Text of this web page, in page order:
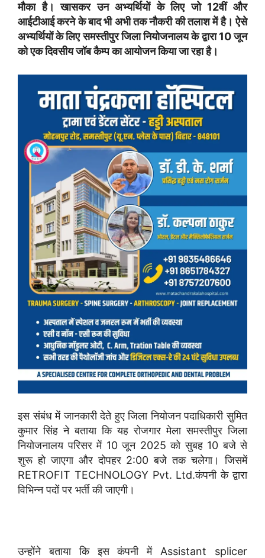
मौका है। खासकर उन अभ्यर्थियों के लिए जो 12वीं और
आईटीआई करने के बाद भी अभी तक नौकरी की तलाश में है। ऐसे
अभ्यर्थियों के लिए समस्तीपुर जिला नियोजनालय के द्वारा 10 जून
को एक दिवसीय जॉब कैम्प का आयोजन किया जा रहा है।
इस संबंध में जानकारी देते हुए जिला नियोजन पदाधिकारी सुमित
कुमार सिंह ने बताया कि यह रोजगार मेला समस्तीपुर जिला
नियोजनालय परिसर में 10 जून 2025 को सुबह 10 बजे से
शुरू हो जाएगा और दोपहर 2:00 बजे तक चलेगा। जिसमें
RETROFIT TECHNOLOGY Pvt. Ltd.कंपनी के द्वारा
विभिन्न पदों पर भर्ती की जाएगी।
उन्होंने बताया कि इस कंपनी में Assistant splicer